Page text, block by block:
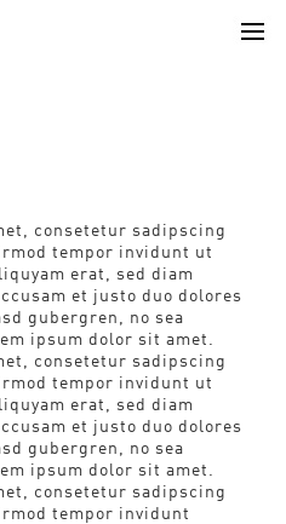
consetetur sadipscing
tempor invidunt ut
erat, sed diam
et justo duo dolores
gubergren, no sea
ipsum dolor sit amet.
consetetur sadipscing
tempor invidunt ut
erat, sed diam
et justo duo dolores
gubergren, no sea
ipsum dolor sit amet.
consetetur sadipscing
tempor invidunt